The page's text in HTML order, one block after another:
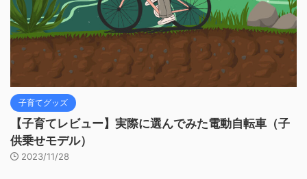
子育てグッズ
【子育てレビュー】実際に選んでみた電動自転車（子
供乗せモデル）
2023/11/28